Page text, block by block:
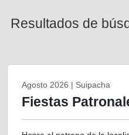
Resultados de
Agosto 2026 | Suipacha
Fiestas